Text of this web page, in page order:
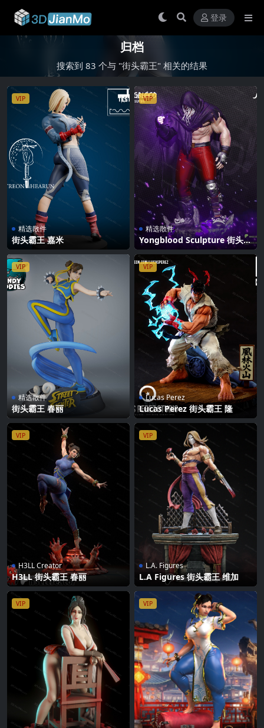
登录
归档
搜索到 83 个与 "街头霸王" 相关的结果
VIP
精选散件
街头霸王 嘉米
VIP
精选散件
Yongblood Sculpture 街头霸
王 将军拜森
VIP
精选散件
街头霸王 春丽
VIP
Lucas Perez
Lucas Perez 街头霸王 隆
VIP
H3LL Creator
H3LL 街头霸王 春丽
VIP
L.A. Figures
L.A Figures 街头霸王 维加
VIP VIP